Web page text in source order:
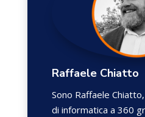
Raffaele Chiatto
Sono Raffaele
di informatica a 360